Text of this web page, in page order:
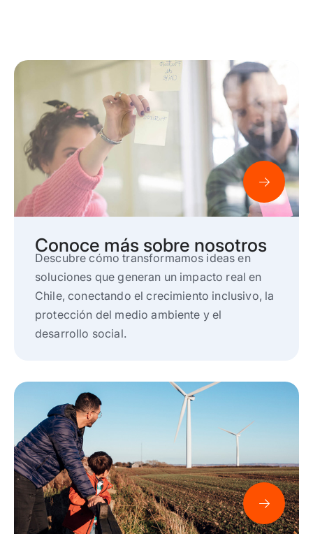
Conoce más sobre nosotros
Descubre cómo transformamos ideas en
soluciones que generan un impacto real en
Chile, conectando el crecimiento inclusivo, la
protección del medio ambiente y el
desarrollo social.